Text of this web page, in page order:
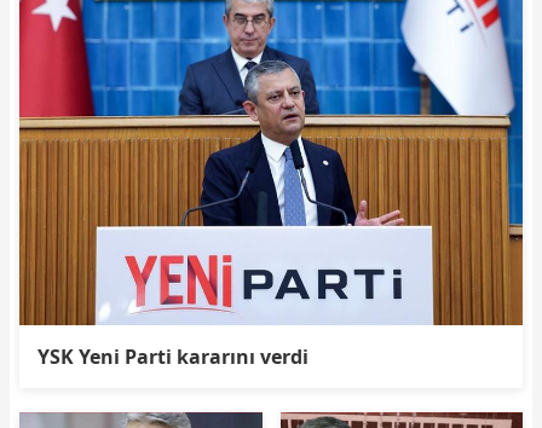
YSK Yeni Parti kararını verdi